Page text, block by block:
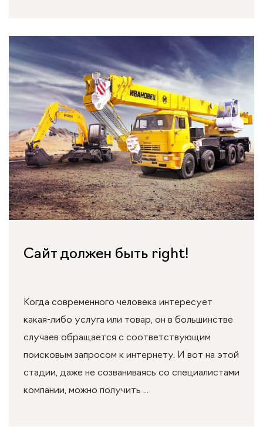
Сайт должен быть right!
Когда современного человека интересует
какая-либо услуга или товар, он в большинстве
случаев обращается с соответствующим
поисковым запросом к интернету. И вот на этой
стадии, даже не созваниваясь со специалистами
компании, можно получить ...